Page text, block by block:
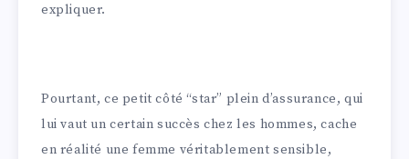
expliquer.
Pourtant, ce petit côté “star” plein d’assurance, qui
lui vaut un certain succès chez les hommes, cache
en réalité une femme véritablement sensible,